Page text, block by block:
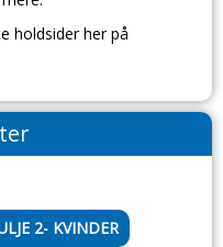
holdsider her på
2- KVINDER